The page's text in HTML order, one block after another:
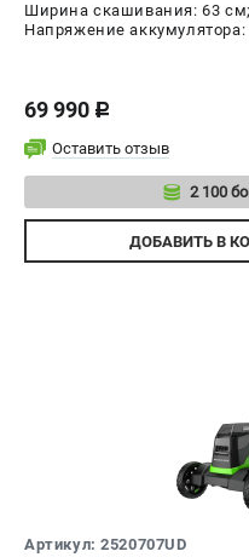
Ширина скашивания: 63
Напряжение аккумулятора:
69 990 c
Оставить отзыв
2 100
ДОБАВИТЬ В
Артикул: 2520707UD